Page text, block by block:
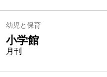
幼児と保育
小学館
月刊